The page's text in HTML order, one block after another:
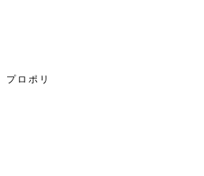
プロポリ